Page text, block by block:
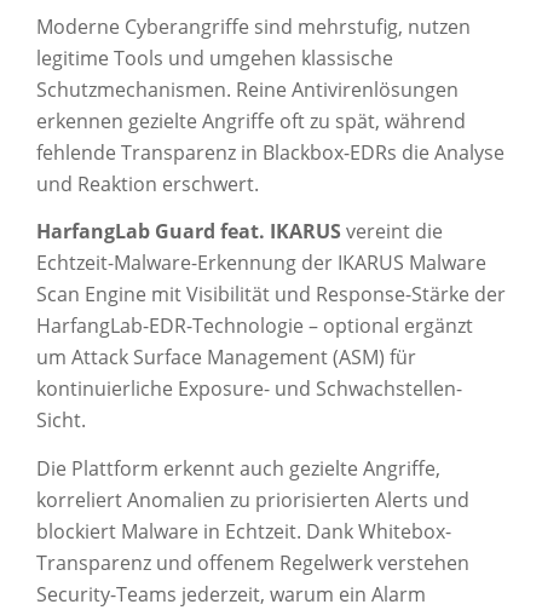
Moderne Cyberangriffe sind mehrstufig, nutzen
legitime Tools und umgehen klassische
Schutzmechanismen. Reine Antivirenlösungen
erkennen gezielte Angriffe oft zu spät, während
fehlende Transparenz in Blackbox-EDRs die Analyse
und Reaktion erschwert.
HarfangLab Guard feat. IKARUSvereint die
Echtzeit-Malware-Erkennung der IKARUS Malware
Scan Engine mit Visibilität und Response-Stärke der
HarfangLab-EDR-Technologie – optional ergänzt
um Attack Surface Management (ASM) für
kontinuierliche Exposure- und Schwachstellen-
Sicht.
Die Plattform erkennt auch gezielte Angriffe,
korreliert Anomalien zu priorisierten Alerts und
blockiert Malware in Echtzeit. Dank Whitebox-
Transparenz und offenem Regelwerk verstehen
Security-Teams jederzeit, warum ein Alarm